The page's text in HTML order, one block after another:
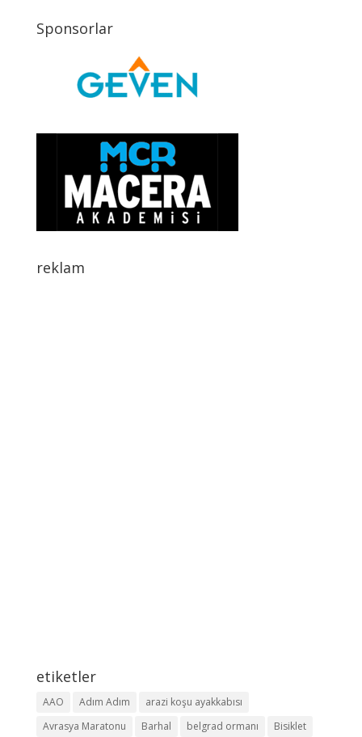
Sponsorlar
reklam
etiketler
AAO Adım Adım
arazi koşu ayakkabısı
Avrasya Maratonu
Barhal belgrad ormanı
Bisiklet